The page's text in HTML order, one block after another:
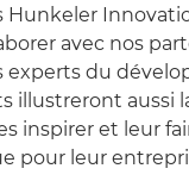
Hunkeler
avec nos
experts du
illustreront aussi
inspirer et leur
pour leur